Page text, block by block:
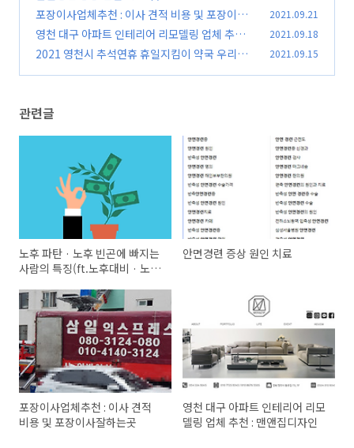
포장이사업체추천 : 이사 견적 비용 및 포장이사
잘하는곳
(0)
2021.09.21
영천 대구 아파트 인테리어 리모델링 업체 추천 :
맨앤집디자인
(0)
2021.09.18
2021 영천시 추석연휴 휴일지킴이 약국 우리동
2021.09.15
관련글
노후 파탄 · 노후 빈곤에 빠지는
사람의 특징(ft.노후대비 · 노후
안면경련 증상 원인 치료
포장이사업체추천 : 이사 견적
비용 및 포장이사잘하는곳
영천 대구 아파트 인테리어 리모
델링 업체 추천 : 맨앤집디자인